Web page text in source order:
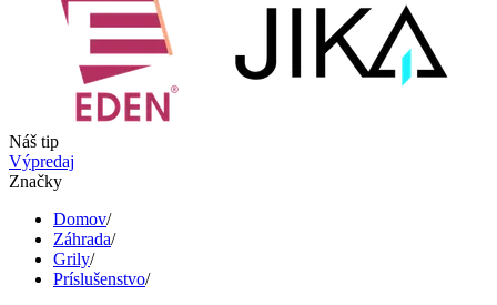
Náš tip
Výpredaj
Značky
Domov/
Záhrada/
Grily/
Príslušenstvo/